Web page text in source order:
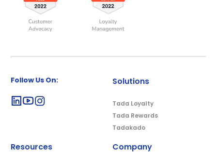
Follow Us On: Solutions
Tada Loyalty
Tada Rewards
Tadakado
Resources Company